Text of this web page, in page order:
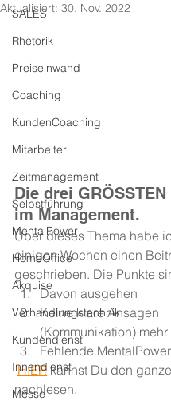
SALES
Rhetorik
Preiseinwand
Coaching
KundenCoaching
Mitarbeiter
Zeitmanagement
Selbstführung
MentalPower
HomeOffice
Akquise
Verhandlungstechnik
Kundendienst
Innendienst
Messe
Aktualisiert: 30. Nov. 2022
Die drei
im Management.
Über dieses Thema habe
einigen Wochen einen
geschrieben. Die Punkte
Davon ausgehen
Keine klare Ansagen
(Kommunikation) mehr
Fehlende MentalPower
HIER kannst Du den
nachlesen.